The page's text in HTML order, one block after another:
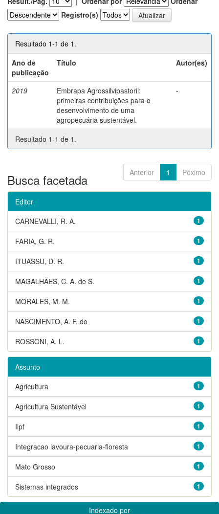
Registro(s)
Resultado 1-1 de 1.
Ano de
publicação
Título Autor(es)
2019
Embrapa Agrossilvipastoril:
primeiras contribuições para o
desenvolvimento de uma
agropecuária sustentável.
-
Resultado 1-1 de 1.
Anterior 1 Póximo
Busca facetada
Editor
1
CARNEVALLI, R. A.
1
FARIA, G. R.
1
ITUASSU, D. R.
1
MAGALHÃES, C. A. de S.
1
MORALES, M. M.
1
NASCIMENTO, A. F. do
1
ROSSONI, A. L.
Assunto
1
Agricultura
1
Agricultura Sustentável
1
Ilpf
1
Integracao lavoura-pecuaria-floresta
1
Mato Grosso
1
Sistemas integrados
Indexado por